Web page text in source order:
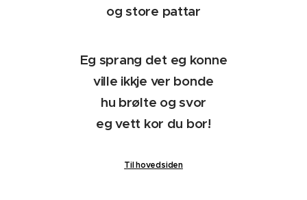
og store pattar
Eg sprang det eg konne
ville ikkje ver bonde
hu brølte og svor
eg vett kor du bor!
Til hovedsiden